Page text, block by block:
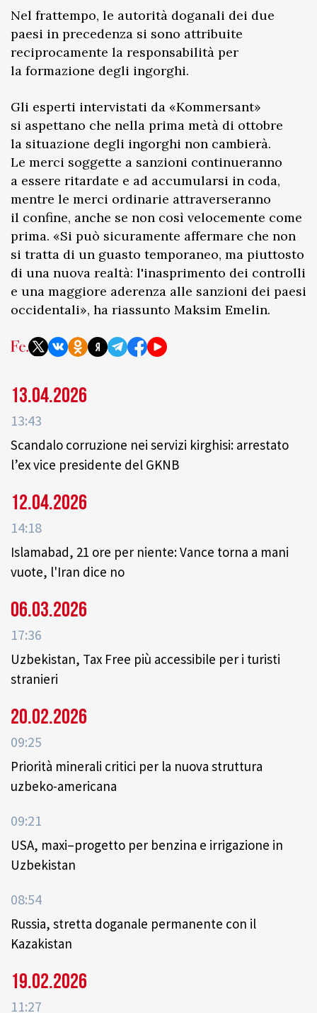
Nel frattempo, le autorità doganali dei due
paesi in precedenza si sono attribuite
reciprocamente la responsabilità per
la formazione degli ingorghi.
Gli esperti intervistati da «Kommersant»
si aspettano che nella prima metà di ottobre
la situazione degli ingorghi non cambierà.
Le merci soggette a sanzioni continueranno
a essere ritardate e ad accumularsi in coda,
mentre le merci ordinarie attraverseranno
il confine, anche se non così velocemente come
prima. «Si può sicuramente affermare che non
si tratta di un guasto temporaneo, ma piuttosto
di una nuova realtà: l'inasprimento dei controlli
e una maggiore aderenza alle sanzioni dei paesi
occidentali», ha riassunto Maksim Emelin.
13.04.2026
13:43
Scandalo corruzione nei servizi kirghisi: arrestato
l’ex vice presidente del GKNB
12.04.2026
14:18
Islamabad, 21 ore per niente: Vance torna a mani
vuote, l'Iran dice no
06.03.2026
17:36
Uzbekistan, Tax Free più accessibile per i turisti
stranieri
20.02.2026
09:25
Priorità minerali critici per la nuova struttura
uzbeko-americana
09:21
USA, maxi–progetto per benzina e irrigazione in
Uzbekistan
08:54
Russia, stretta doganale permanente con il
Kazakistan
19.02.2026
11:27